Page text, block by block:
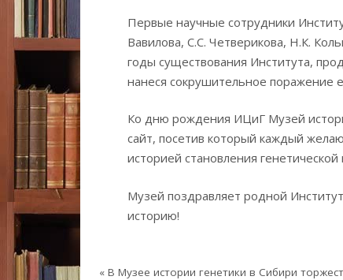
Первые научные сотрудники
Вавилова, С.С. Четверикова, Н.К.
годы существования Института,
нанеся сокрушительное поражение
Ко дню рождения ИЦиГ Музей
сайт, посетив который каждый
историей становления
Музей поздравляет родной
историю!
«В Музее истории генетики в Сибири